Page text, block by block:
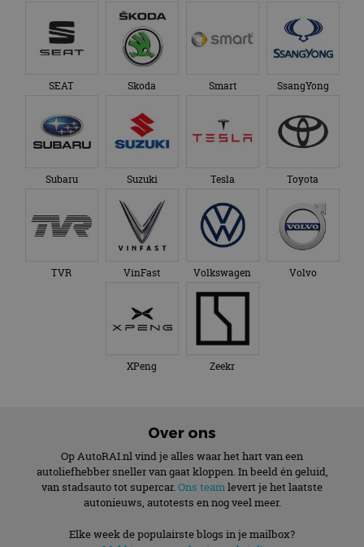
SEAT Skoda Smart SsangYong
Subaru Suzuki Tesla Toyota
TVR VinFast Volkswagen Volvo
XPeng Zeekr
Over ons
Op AutoRAI.nl vind je alles waar het hart van een
autoliefhebber sneller van gaat kloppen. In beeld én geluid,
van stadsauto tot supercar. Ons teamlevert je het laatste
autonieuws, autotests en nog veel meer.
Elke week de populairste blogs in je mailbox?